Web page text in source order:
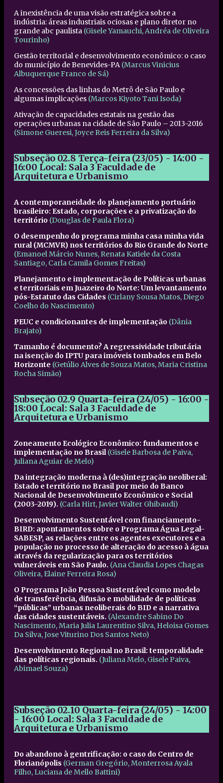
A inexistência de uma visão estratégica sobre a
indústria: áreas industriais ociosas e plano diretor no
grande abc paulista (Gisele Yamauchi, Andréa de Oliveira
Tourinho)
Gestão territorial e desenvolvimento econômico: o caso
do município de Benevides-PA (Marcus Vinicius
Albuquerque Franco de Sá)
As concessões das linhas do Metrô de São Paulo e
algumas implicações (Marcos Kiyoto Tani Isoda)
Ativação de capacidades estatais na gestão das
operações urbanas na cidade de São Paulo – 2013-2016
(Simone Gueresi, Joyce Reis Ferreira da Silva)
Subseção 02.8 Terça-feira (23/05) - 14:00 -
16:00 Local: Sala 3 Faculdade de
Arquitetura e Urbanismo
A contemporaneidade do planejamento portuário
brasileiro: Estado, corporações e a privatização do
território (Douglas de Paula Flora)
O desempenho do programa minha casa minha vida
rural (MCMVR) nos territórios do Rio Grande do Norte
(Emanoel Márcio Nunes, Renata Katiele da Costa
Santiago, Carla Camila Gomes Freitas)
Planejamento e implementação de Políticas urbanas
e territoriais em Juazeiro do Norte: Um levantamento
pós-Estatuto das Cidades (Cirlany Sousa Matos, Diego
Coelho do Nascimento)
PEUC e condicionantes de implementação (Dânia
Brajato)
Tamanho é documento? A regressividade tributária
na isenção do IPTU para imóveis tombados em Belo
Horizonte (Getúlio Alves de Souza Matos, Maria Cristina
Rocha Simão)
Subseção 02.9 Quarta-feira (24/05) - 16:00 -
18:00 Local: Sala 3 Faculdade de
Arquitetura e Urbanismo
Zoneamento Ecológico Econômico: fundamentos e
implementação no Brasil (Gisele Barbosa de Paiva,
Juliana Aguiar de Melo)
Da integração moderna à (des)integração neoliberal:
Estado e território no Brasil por meio do Banco
Nacional de Desenvolvimento Econômico e Social
(2003-2019). (Carla Hirt, Javier Walter Ghibaudi)
Desenvolvimento Sustentável com financiamento-
BIRD: apontamentos sobre o Programa Água Legal-
SABESP, as relações entre os agentes executores e a
população no processo de alteração do acesso à água
através da regularização para os territórios
vulneráveis em São Paulo. (Ana Claudia Lopes Chagas
Oliveira, Elaine Ferreira Rosa)
O Programa João Pessoa Sustentável como modelo
de transferência, difusão e mobilidade de políticas
“públicas” urbanas neoliberais do BID e a narrativa
das cidades sustentáveis. (Alexandre Sabino Do
Nascimento, Maria Julia Laurentino Silva, Heloisa Gomes
Da Silva, Jose Viturino Dos Santos Neto)
Desenvolvimento Regional no Brasil: temporalidade
das políticas regionais. (Juliana Melo, Gisele Paiva,
Abimael Souza)
Subseção 02.10 Quarta-feira (24/05) - 14:00
- 16:00 Local: Sala 3 Faculdade de
Arquitetura e Urbanismo
Do abandono à gentrificação: o caso do Centro de
Florianópolis (German Gregório, Monterrosa Ayala
Filho, Luciana de Mello Battini)